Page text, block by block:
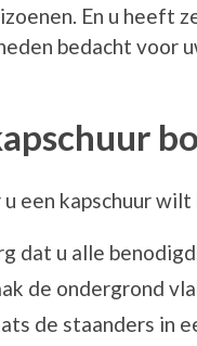
En u heeft
bedacht voor
een kapschuur
dat u alle
de ondergrond
de staanders in